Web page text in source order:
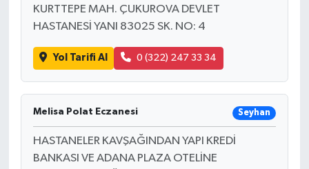
KURTTEPE MAH. ÇUKUROVA DEVLET
HASTANESİ YANI 83025 SK. NO: 4
Yol Tarifi Al 0 (322) 247 33 34
Melisa Polat Eczanesi Seyhan
HASTANELER KAVŞAĞINDAN YAPI KREDİ
BANKASI VE ADANA PLAZA OTELİNE